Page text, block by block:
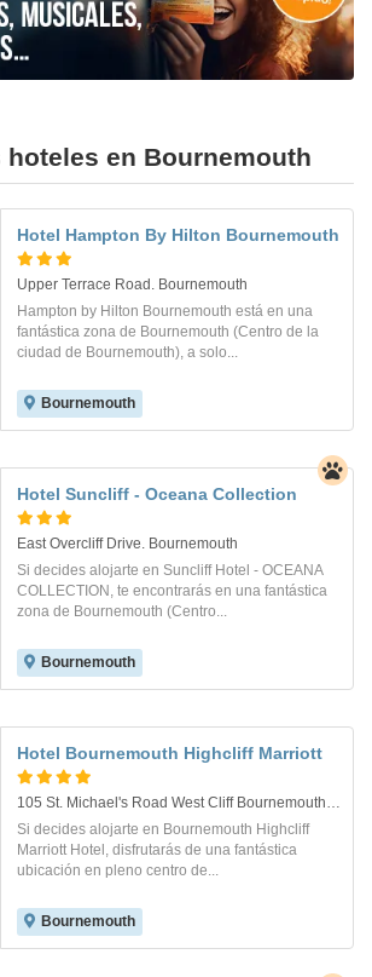
hoteles en Bournemouth
Hotel Hampton By Hilton Bournemouth
Upper Terrace Road. Bournemouth
Hampton by Hilton Bournemouth está en una
fantástica zona de Bournemouth (Centro de la
ciudad de Bournemouth), a solo...
Bournemouth
Hotel Suncliff - Oceana Collection
East Overcliff Drive. Bournemouth
Si decides alojarte en Suncliff Hotel - OCEANA
COLLECTION, te encontrarás en una fantástica
zona de Bournemouth (Centro...
Bournemouth
Hotel Bournemouth Highcliff Marriott
105 St. Michael's Road West Cliff Bournemouth Bh2,. Bournemouth
Si decides alojarte en Bournemouth Highcliff
Marriott Hotel, disfrutarás de una fantástica
ubicación en pleno centro de...
Bournemouth